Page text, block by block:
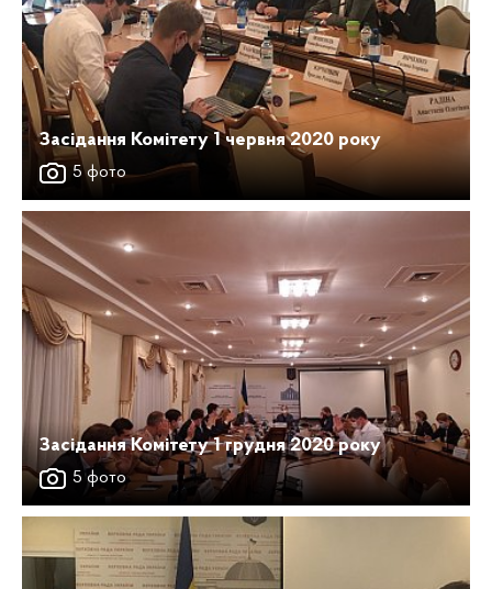
Засідання Комітету 1 червня 2020 року
5 фото
Засідання Комітету 1 грудня 2020 року
5 фото